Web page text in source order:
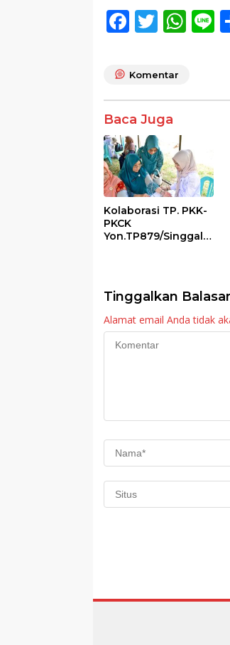
F
e
o
o
k
T
itt
W
p
Komentar
Baca Juga
Kolaborasi TP. PKK-
PKCK
Yon.TP879/Singgala
Tinggalkan
Alamat email Anda tidak